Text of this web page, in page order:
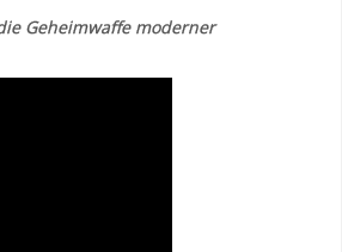
Geheimwaffe moderner